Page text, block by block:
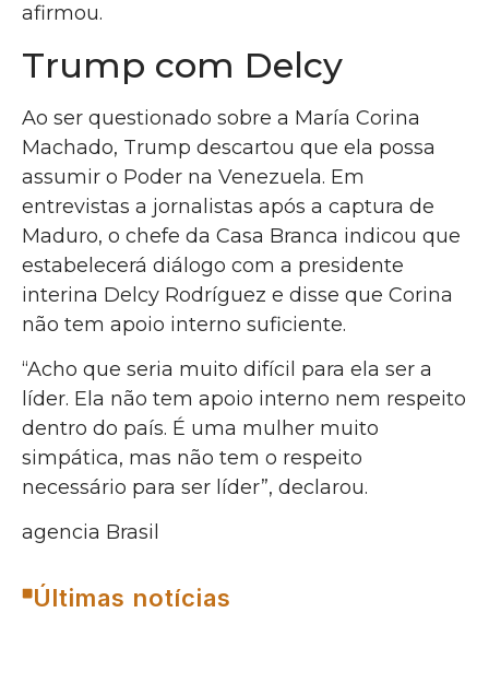
afirmou.
Trump com Delcy
Ao ser questionado sobre a María Corina
Machado, Trump descartou que ela possa
assumir o Poder na Venezuela. Em
entrevistas a jornalistas após a captura de
Maduro, o chefe da Casa Branca indicou que
estabelecerá diálogo com a presidente
interina Delcy Rodríguez e disse que Corina
não tem apoio interno suficiente.
“Acho que seria muito difícil para ela ser a
líder. Ela não tem apoio interno nem respeito
dentro do país. É uma mulher muito
simpática, mas não tem o respeito
necessário para ser líder”, declarou.
agencia Brasil
Últimas notícias